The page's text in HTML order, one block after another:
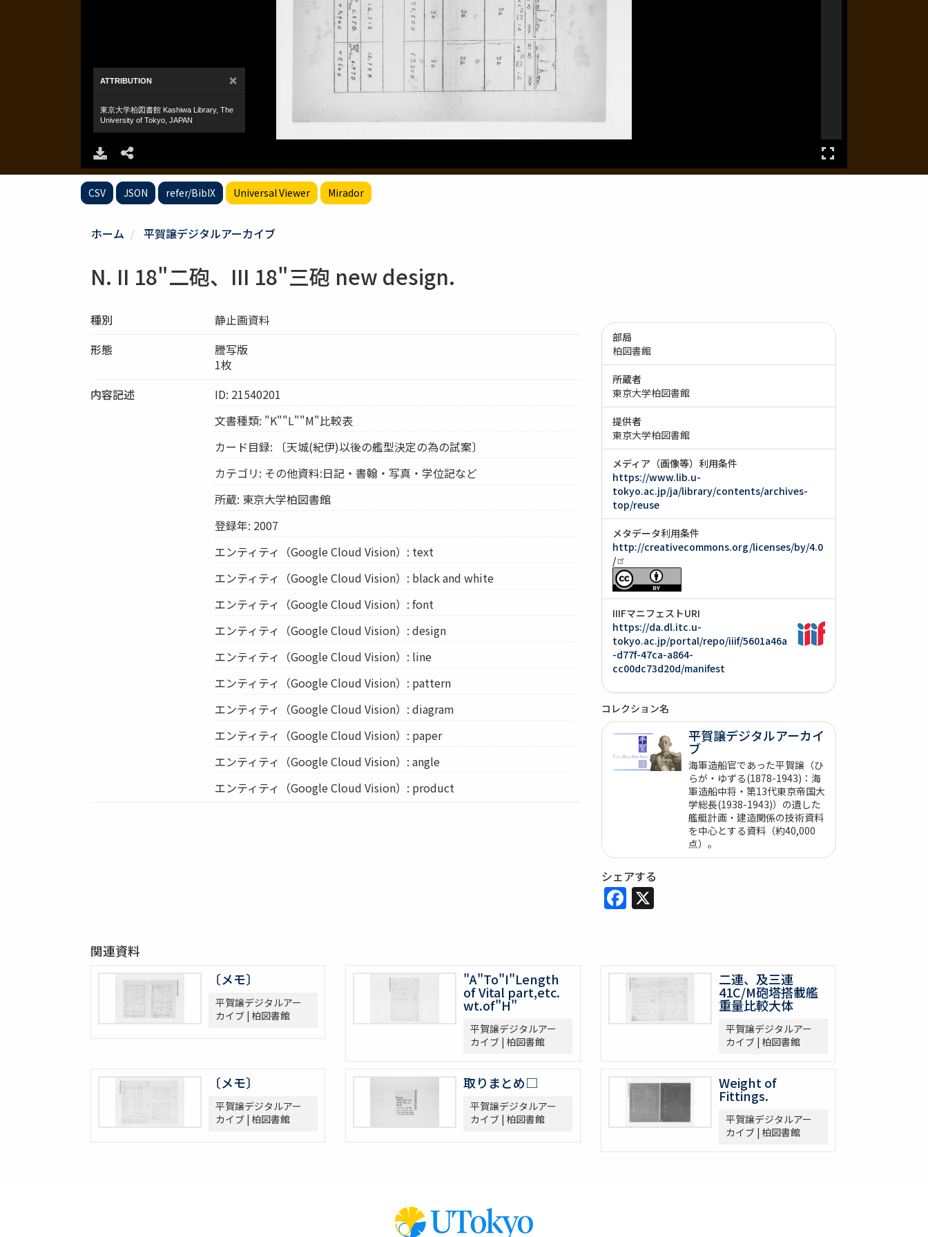
CSV JSON refer/BibIX Universal Viewer Mirador
ホーム 平賀譲デジタルアーカイブ
N. II 18"二砲、III 18"三砲 new design.
種別
静止画資料
形態
謄写版
1枚
内容記述
ID: 21540201
文書種類: "K""L""M"比較表
カード目録: 〔天城(紀伊)以後の艦型決定の為の試案〕
カテゴリ: その他資料:日記・書翰・写真・学位記など
所蔵: 東京大学柏図書館
登録年: 2007
エンティティ（Google Cloud Vision）: text
エンティティ（Google Cloud Vision）: black and white
エンティティ（Google Cloud Vision）: font
エンティティ（Google Cloud Vision）: design
エンティティ（Google Cloud Vision）: line
エンティティ（Google Cloud Vision）: pattern
エンティティ（Google Cloud Vision）: diagram
エンティティ（Google Cloud Vision）: paper
エンティティ（Google Cloud Vision）: angle
エンティティ（Google Cloud Vision）: product
部局
柏図書館
所蔵者
東京大学柏図書館
提供者
東京大学柏図書館
メディア（画像等）利用条件
https://www.lib.u-
tokyo.ac.jp/ja/library/contents/archives-
top/reuse
メタデータ利用条件
http://creativecommons.org/licenses/by/4.0
/
IIIFマニフェストURI
https://da.dl.itc.u-
tokyo.ac.jp/portal/repo/iiif/5601a46a
-d77f-47ca-a864-
cc00dc73d20d/manifest
コレクション名
平賀譲デジタルアーカイ
ブ
海軍造船官であった平賀譲（ひ
らが・ゆずる(1878-1943)：海
軍造船中将・第13代東京帝国大
学総長(1938-1943)）の遺した
艦艇計画・建造関係の技術資料
を中心とする資料（約40,000
点）。
シェアする
Facebook
X
関連資料
〔メモ〕
平賀譲デジタルアー
カイブ | 柏図書館
"A"To"I"Length
of Vital part,etc.
wt.of"H"
平賀譲デジタルアー
カイブ | 柏図書館
二連、及三連
41C/M砲塔搭載艦
重量比較大体
平賀譲デジタルアー
カイブ | 柏図書館
〔メモ〕
平賀譲デジタルアー
カイブ | 柏図書館
取りまとめ□
平賀譲デジタルアー
カイブ | 柏図書館
Weight of
Fittings.
平賀譲デジタルアー
カイブ | 柏図書館